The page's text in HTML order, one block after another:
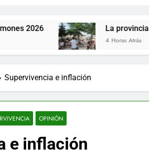
La provincia vibra este fin
4 Horas Atrás
Supervivencia e inflación
OPINIÓN
e inflación